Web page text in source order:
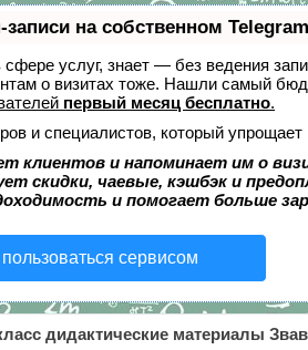
на собственном
сфере услуг, знает — без ведения
о визитах тоже. Нашли самый
первый месяц бесплатно.
и специалистов, который упрощает
клиентов и напоминает им о
скидки, чаевые, кэшбэк и
и помогает больше
сервисом
дидактические материалы